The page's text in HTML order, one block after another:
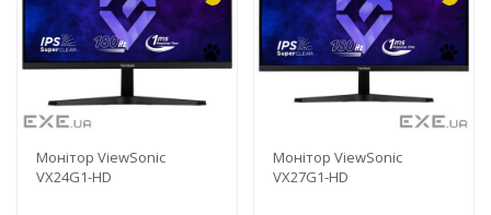
Монітор ViewSonic
VX24G1-HD
Монітор ViewSonic
VX27G1-HD